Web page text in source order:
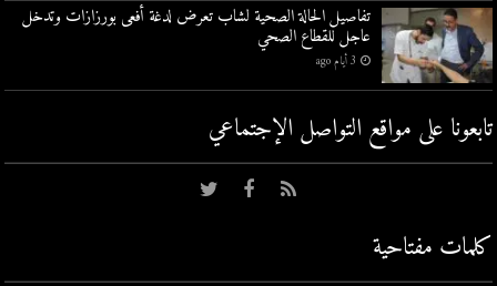
تفاصيل الحالة الصحية لشاب تعرض لدغة أفعى بورزازات وتدخل
عاجل للقطاع الصحي
3 أيام ago
تابعونا على مواقع التواصل اﻹجتماعي
كلمات مفتاحية